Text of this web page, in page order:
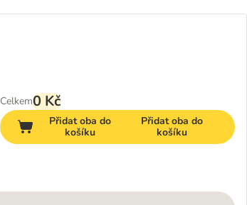
Celkem0 Kč
Přidat oba do
košíku
Přidat oba do
košíku